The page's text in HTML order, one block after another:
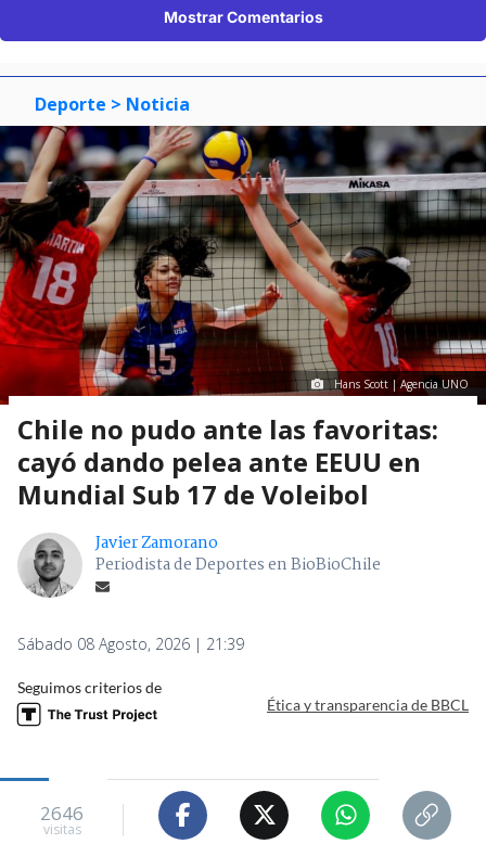
Mostrar Comentarios
Deporte > Noticia
Hans Scott | Agencia UNO
Chile no pudo ante las favoritas:
cayó dando pelea ante EEUU en
Mundial Sub 17 de Voleibol
Javier Zamorano
Periodista de Deportes en BioBioChile
Sábado 08 Agosto, 2026 | 21:39
Seguimos criterios de
Ética y transparencia de BBCL
2646
visitas